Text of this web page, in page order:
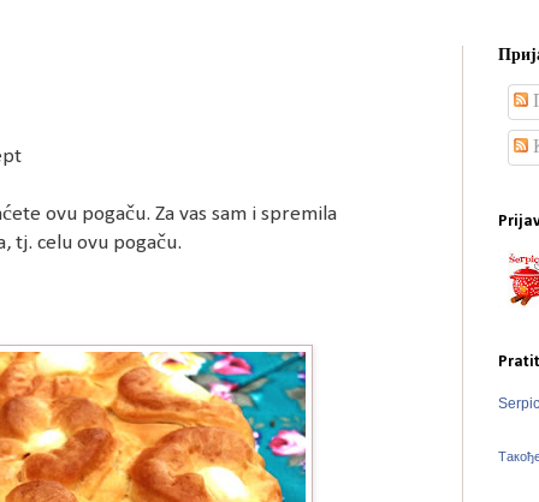
ovu pogaču. Za vas sam i spremila
tj. celu ovu pogaču.